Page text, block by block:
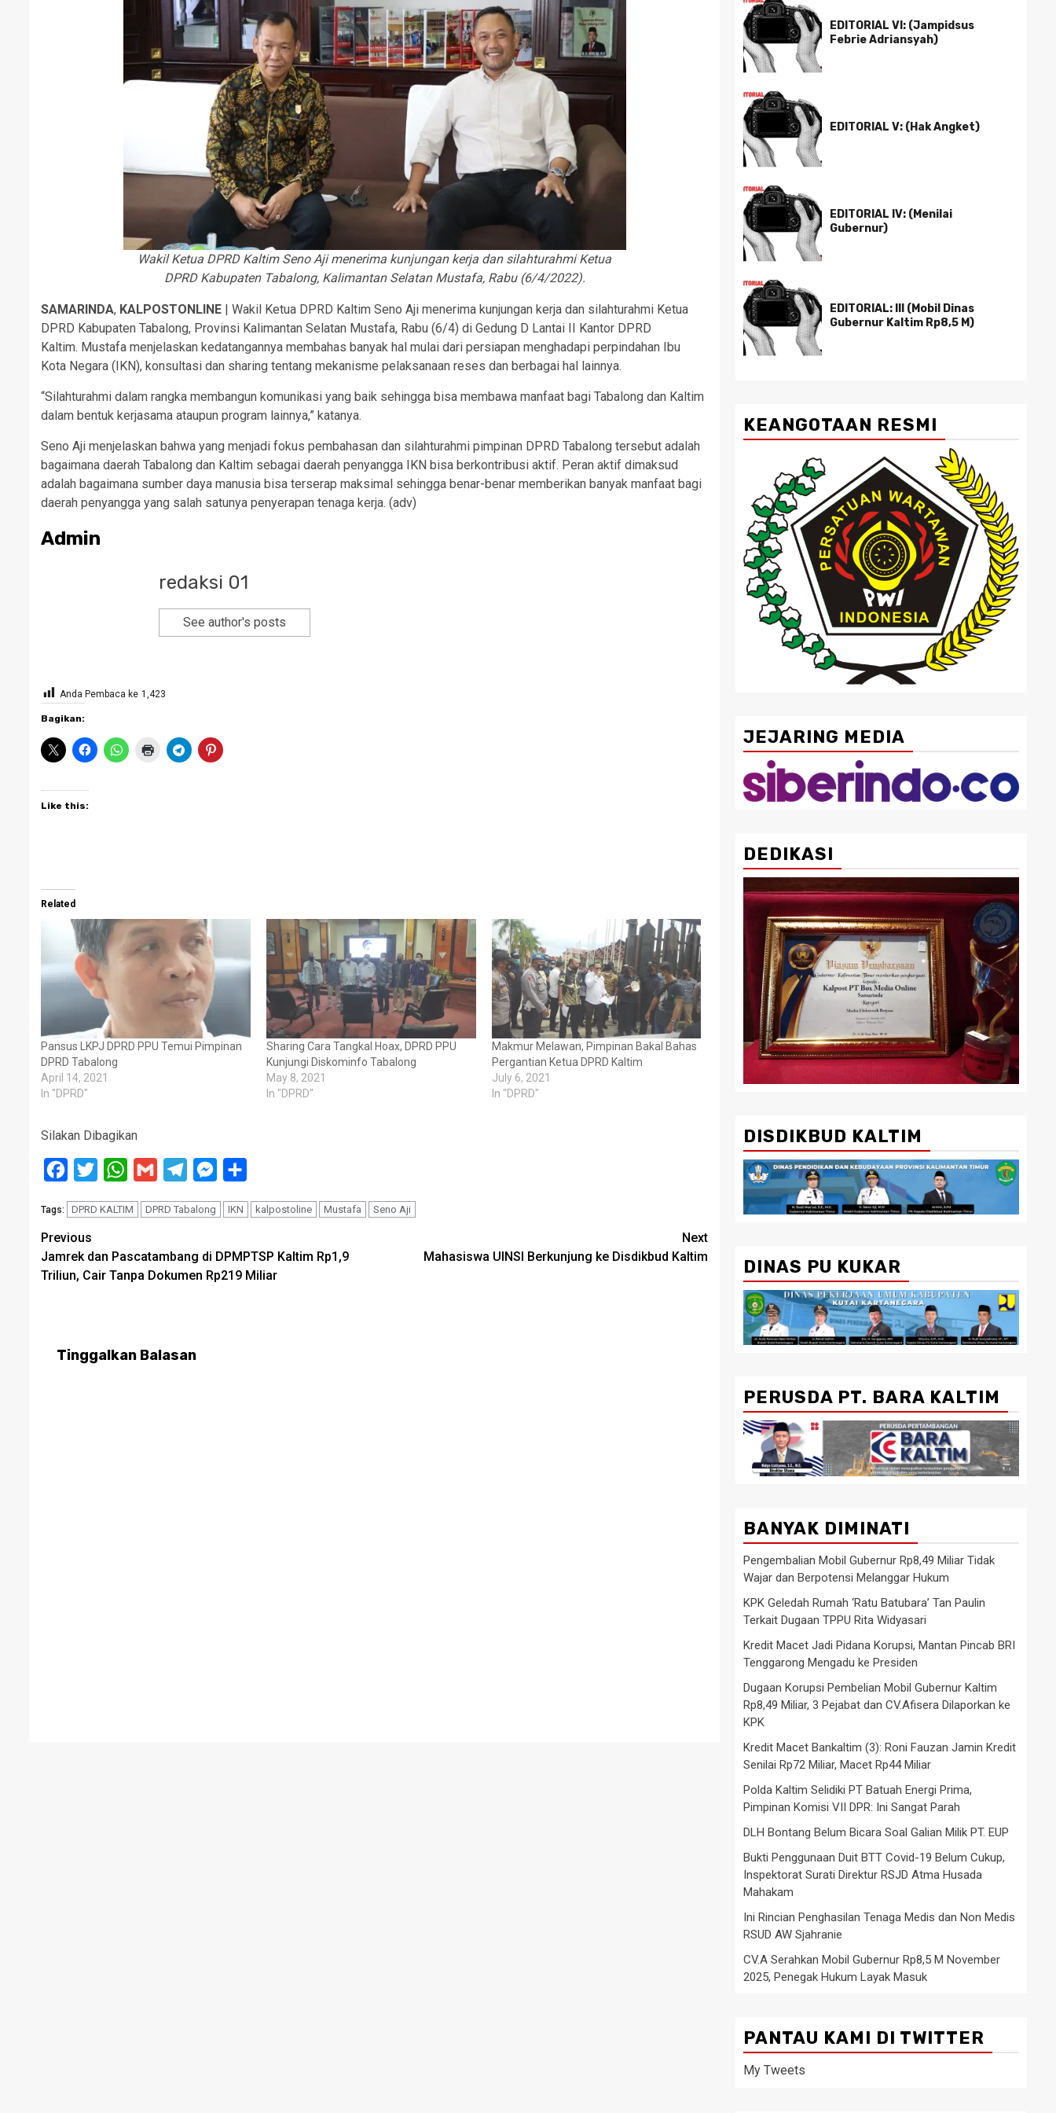
Wakil Ketua DPRD Kaltim Seno Aji menerima kunjungan kerja dan silahturahmi Ketua
DPRD Kabupaten Tabalong, Kalimantan Selatan Mustafa, Rabu (6/4/2022).
SAMARINDA, KALPOSTONLINE | Wakil Ketua DPRD Kaltim Seno Aji menerima kunjungan kerja dan silahturahmi Ketua
DPRD Kabupaten Tabalong, Provinsi Kalimantan Selatan Mustafa, Rabu (6/4) di Gedung D Lantai II Kantor DPRD
Kaltim. Mustafa menjelaskan kedatangannya membahas banyak hal mulai dari persiapan menghadapi perpindahan Ibu
Kota Negara (IKN), konsultasi dan sharing tentang mekanisme pelaksanaan reses dan berbagai hal lainnya.
“Silahturahmi dalam rangka membangun komunikasi yang baik sehingga bisa membawa manfaat bagi Tabalong dan Kaltim
dalam bentuk kerjasama ataupun program lainnya,” katanya.
Seno Aji menjelaskan bahwa yang menjadi fokus pembahasan dan silahturahmi pimpinan DPRD Tabalong tersebut adalah
bagaimana daerah Tabalong dan Kaltim sebagai daerah penyangga IKN bisa berkontribusi aktif. Peran aktif dimaksud
adalah bagaimana sumber daya manusia bisa terserap maksimal sehingga benar-benar memberikan banyak manfaat bagi
daerah penyangga yang salah satunya penyerapan tenaga kerja. (adv)
Admin
redaksi 01
See author's posts
Anda Pembaca ke 1,423
Bagikan:
Like this:
Related
Pansus LKPJ DPRD PPU Temui Pimpinan
DPRD Tabalong
April 14, 2021
In "DPRD"
Sharing Cara Tangkal Hoax, DPRD PPU
Kunjungi Diskominfo Tabalong
May 8, 2021
In "DPRD"
Makmur Melawan, Pimpinan Bakal Bahas
Pergantian Ketua DPRD Kaltim
July 6, 2021
In "DPRD"
Silakan Dibagikan
Facebook
Twitter WhatsApp
Gmail TelegramMessenger
Tags: DPRD KALTIM DPRD Tabalong IKN kalpostoline Mustafa Seno Aji
Post
navigation
Previous
Jamrek dan Pascatambang di DPMPTSP Kaltim Rp1,9
Triliun, Cair Tanpa Dokumen Rp219 Miliar
Next
Mahasiswa UINSI Berkunjung ke Disdikbud Kaltim
Tinggalkan Balasan
EDITORIAL VI: (Jampidsus
Febrie Adriansyah)
EDITORIAL V: (Hak Angket)
EDITORIAL IV: (Menilai
Gubernur)
EDITORIAL: III (Mobil Dinas
Gubernur Kaltim Rp8,5 M)
KEANGOTAAN RESMI
JEJARING MEDIA
DEDIKASI
DISDIKBUD KALTIM
DINAS PU KUKAR
PERUSDA PT. BARA KALTIM
BANYAK DIMINATI
Pengembalian Mobil Gubernur Rp8,49 Miliar Tidak
Wajar dan Berpotensi Melanggar Hukum
KPK Geledah Rumah ‘Ratu Batubara’ Tan Paulin
Terkait Dugaan TPPU Rita Widyasari
Kredit Macet Jadi Pidana Korupsi, Mantan Pincab BRI
Tenggarong Mengadu ke Presiden
Dugaan Korupsi Pembelian Mobil Gubernur Kaltim
Rp8,49 Miliar, 3 Pejabat dan CV.Afisera Dilaporkan ke
KPK
Kredit Macet Bankaltim (3): Roni Fauzan Jamin Kredit
Senilai Rp72 Miliar, Macet Rp44 Miliar
Polda Kaltim Selidiki PT Batuah Energi Prima,
Pimpinan Komisi VII DPR: Ini Sangat Parah
DLH Bontang Belum Bicara Soal Galian Milik PT. EUP
Bukti Penggunaan Duit BTT Covid-19 Belum Cukup,
Inspektorat Surati Direktur RSJD Atma Husada
Mahakam
Ini Rincian Penghasilan Tenaga Medis dan Non Medis
RSUD AW Sjahranie
CV.A Serahkan Mobil Gubernur Rp8,5 M November
2025, Penegak Hukum Layak Masuk
PANTAU KAMI DI TWITTER
My Tweets